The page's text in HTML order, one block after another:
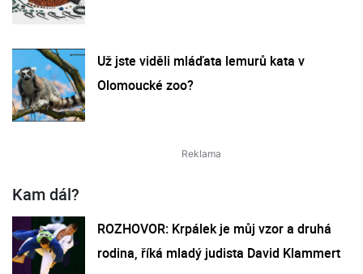
Už jste viděli mláďata lemurů kata v
Olomoucké zoo?
Kam dál?
ROZHOVOR: Krpálek je můj vzor a druhá
rodina, říká mladý judista David Klammert